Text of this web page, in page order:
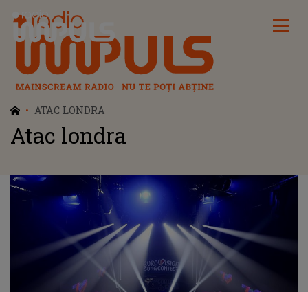
Radio Impuls
ATAC LONDRA
Atac londra